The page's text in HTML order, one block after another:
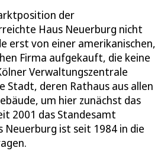
der
Haus Neuerburg nicht
erst von einer amerikanischen,
Firma aufgekauft, die keine
Verwaltungszentrale
Stadt, deren Rathaus aus allen
um hier zunächst das
2001 das Standesamt
Neuerburg ist seit 1984 in die